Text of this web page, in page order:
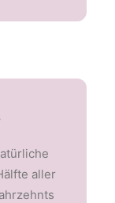
aller